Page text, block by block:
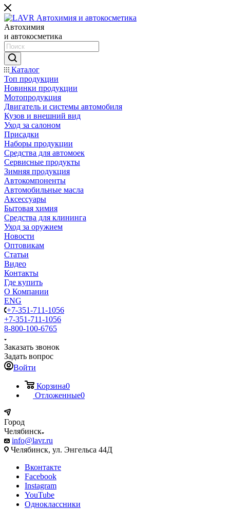
Автохимия
и автокосметика
Каталог
Топ продукции
Новинки продукции
Мотопродукция
Двигатель и системы автомобиля
Кузов и внешний вид
Уход за салоном
Присадки
Наборы продукции
Средства для автомоек
Сервисные продукты
Зимняя продукция
Автокомпоненты
Автомобильные масла
Аксессуары
Бытовая химия
Средства для клининга
Уход за оружием
Новости
Оптовикам
Статьи
Видео
Контакты
Где купить
О Компании
ENG
+7-351-711-1056
+7-351-711-1056
8-800-100-6765
Заказать звонок
Задать вопрос
Войти
Корзина0
Отложенные0
Город
Челябинск
info@lavr.ru
Челябинск, ул. Энгельса 44Д
Вконтакте
Facebook
Instagram
YouTube
Одноклассники